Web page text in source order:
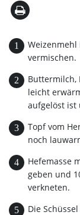
Weizenmehl
vermischen.
Buttermilch,
leicht
aufgelöst ist
Topf vom
noch
Hefemasse
geben und
verkneten.
Die